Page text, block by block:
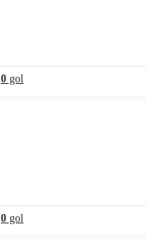
0 gol
0 gol